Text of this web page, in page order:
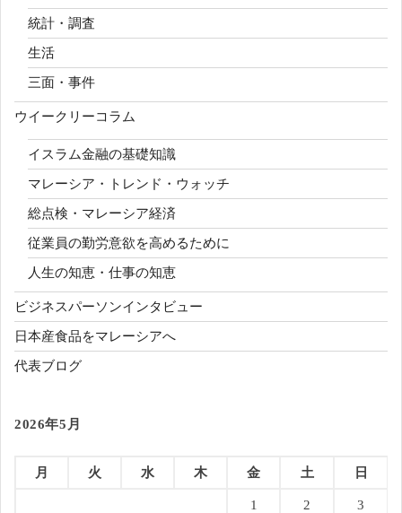
統計・調査
生活
三面・事件
ウイークリーコラム
イスラム金融の基礎知識
マレーシア・トレンド・ウォッチ
総点検・マレーシア経済
従業員の勤労意欲を高めるために
人生の知恵・仕事の知恵
ビジネスパーソンインタビュー
日本産食品をマレーシアへ
代表ブログ
2026年5月
月 火 水 木 金 土 日
1 2 3